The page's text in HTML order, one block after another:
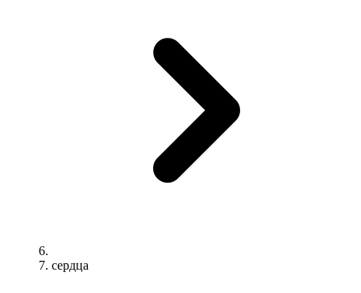
сердца